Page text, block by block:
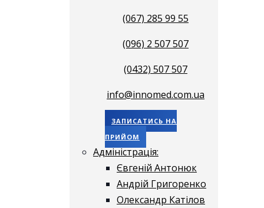
(067) 285 99 55
(096) 2 507 507
(0432) 507 507
info@innomed.com.ua
ЗАПИСАТИСЬ НА
ПРИЙОМ
Адміністрація:
Євгеній Антонюк
Андрій Григоренко
Олександр Катілов